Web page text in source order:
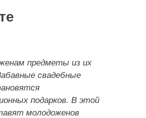
предметы из их
свадебные
подарков. В этой
молодоженов